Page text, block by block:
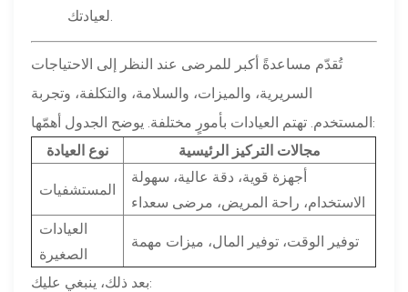
تُقدّم مساعدةً أكبر للمرضى عند النظر إلى الاحتياجات
السريرية، والميزات، والسلامة، والتكلفة، وتجربة
المستخدم. تهتم العيادات بأمورٍ مختلفة. يوضح الجدول أهمّها:
نوع العيادة
مجالات التركيز الرئيسية
المستشفيات
أجهزة قوية، دقة عالية، سهولة
الاستخدام، راحة المريض، مرضى سعداء
العيادات
الصغيرة
توفير الوقت، توفير المال، ميزات مهمة
بعد ذلك، ينبغي عليك: